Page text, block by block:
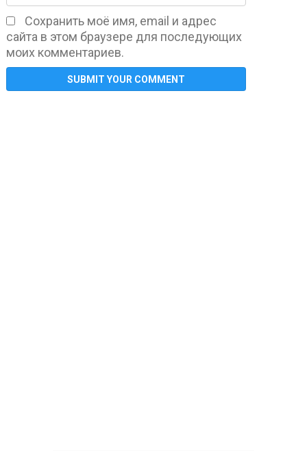
Сохранить моё имя, email и адрес
сайта в этом браузере для последующих
моих комментариев.